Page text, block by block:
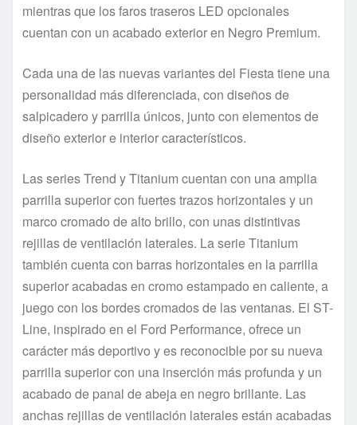
mientras que los faros traseros LED opcionales
cuentan con un acabado exterior en Negro Premium.
Cada una de las nuevas variantes del Fiesta tiene una
personalidad más diferenciada, con diseños de
salpicadero y parrilla únicos, junto con elementos de
diseño exterior e interior característicos.
Las series Trend y Titanium cuentan con una amplia
parrilla superior con fuertes trazos horizontales y un
marco cromado de alto brillo, con unas distintivas
rejillas de ventilación laterales. La serie Titanium
también cuenta con barras horizontales en la parrilla
superior acabadas en cromo estampado en caliente, a
juego con los bordes cromados de las ventanas. El ST-
Line, inspirado en el Ford Performance, ofrece un
carácter más deportivo y es reconocible por su nueva
parrilla superior con una inserción más profunda y un
acabado de panal de abeja en negro brillante. Las
anchas rejillas de ventilación laterales están acabadas